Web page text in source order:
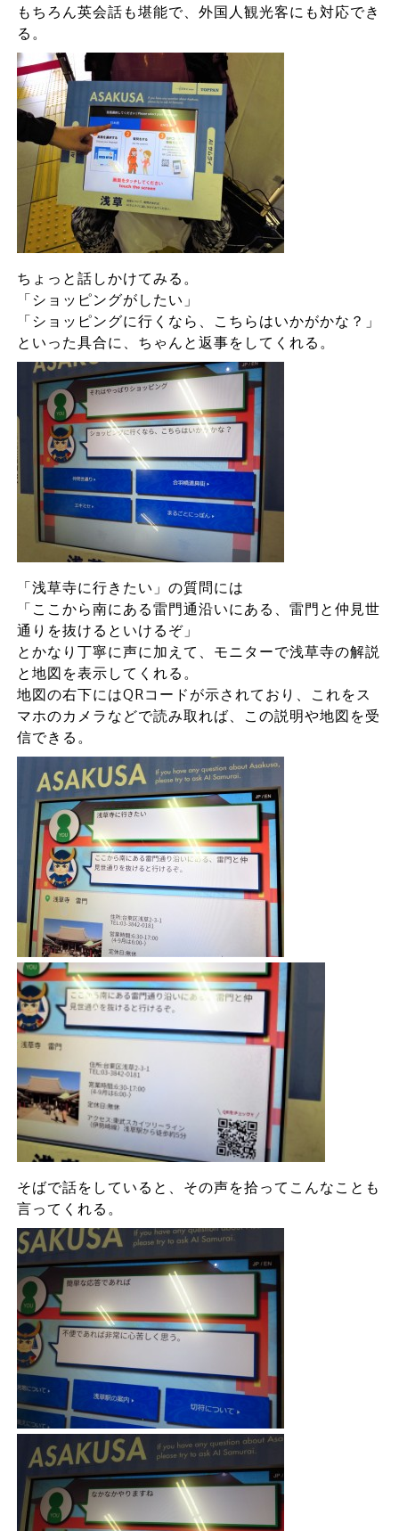
もちろん英会話も堪能で、外国人観光客にも対応でき
る。
ちょっと話しかけてみる。
「ショッピングがしたい」
「ショッピングに行くなら、こちらはいかがかな？」
といった具合に、ちゃんと返事をしてくれる。
「浅草寺に行きたい」の質問には
「ここから南にある雷門通沿いにある、雷門と仲見世
通りを抜けるといけるぞ」
とかなり丁寧に声に加えて、モニターで浅草寺の解説
と地図を表示してくれる。
地図の右下にはQRコードが示されており、これをス
マホのカメラなどで読み取れば、この説明や地図を受
信できる。
そばで話をしていると、その声を拾ってこんなことも
言ってくれる。